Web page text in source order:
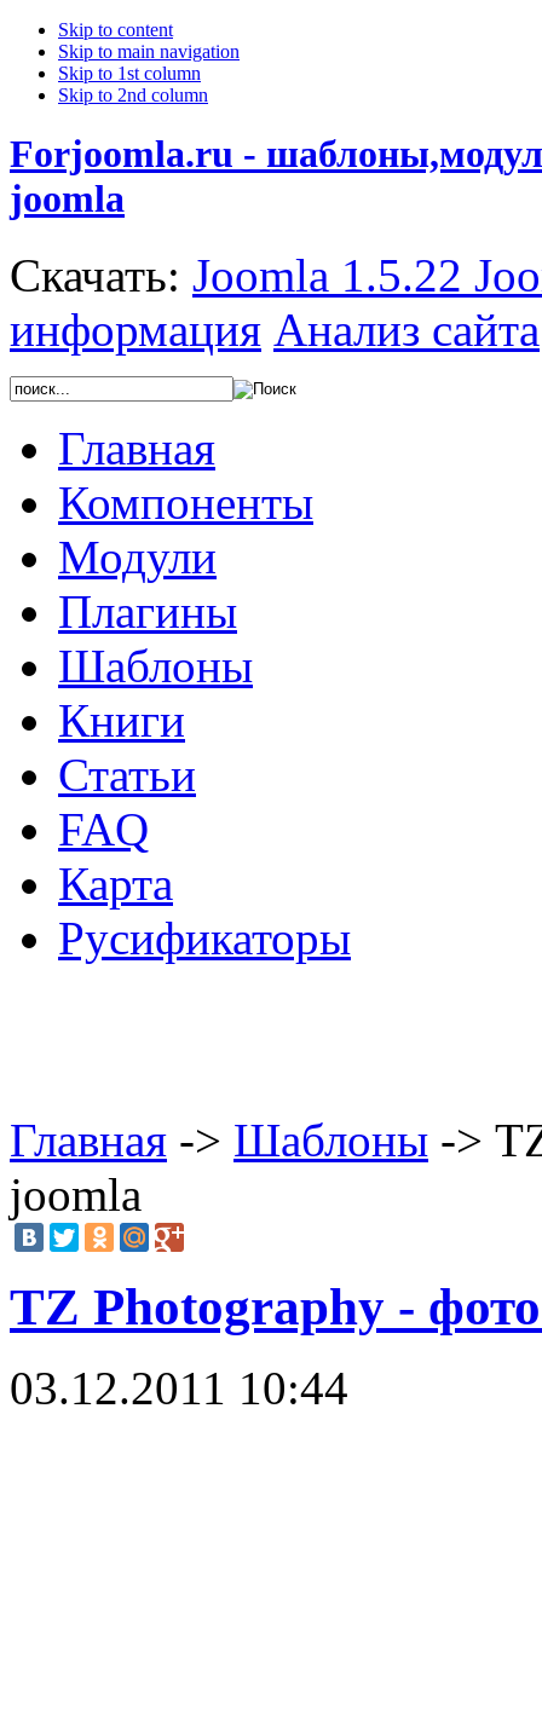
Skip to content
Skip to main navigation
Skip to 1st column
Skip to 2nd column
Forjoomla.ru -
joomla
Скачать: Joomla 1.5.22
информация Анализ сайта
Главная
Компоненты
Модули
Плагины
Шаблоны
Книги
Статьи
FAQ
Карта
Русификаторы
Главная -> Шаблоны ->
joomla
TZ Photography -
03.12.2011 10:44